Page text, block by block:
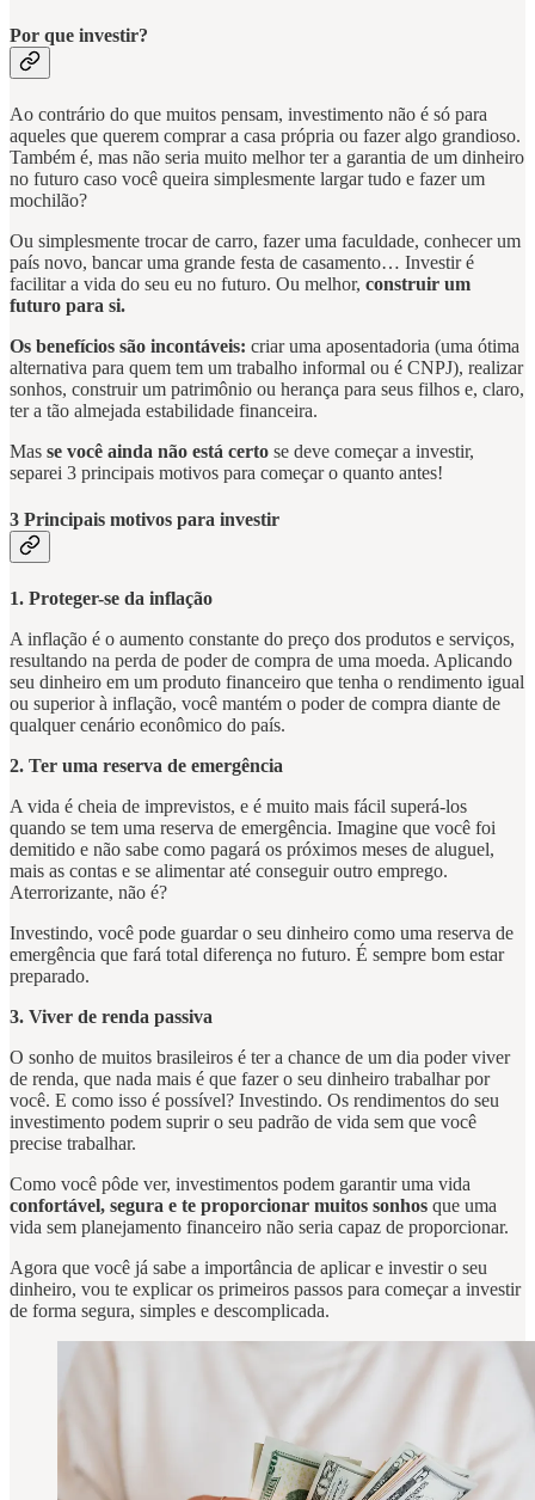
Por que investir?
Ao contrário do que muitos pensam, investimento não é só para
aqueles que querem comprar a casa própria ou fazer algo grandioso.
Também é, mas não seria muito melhor ter a garantia de um dinheiro
no futuro caso você queira simplesmente largar tudo e fazer um
mochilão?
Ou simplesmente trocar de carro, fazer uma faculdade, conhecer um
país novo, bancar uma grande festa de casamento… Investir é
facilitar a vida do seu eu no futuro. Ou melhor, construir um
futuro para si.
Os benefícios são incontáveis: criar uma aposentadoria (uma ótima
alternativa para quem tem um trabalho informal ou é CNPJ), realizar
sonhos, construir um patrimônio ou herança para seus filhos e, claro,
ter a tão almejada estabilidade financeira.
Mas se você ainda não está certo se deve começar a investir,
separei 3 principais motivos para começar o quanto antes!
3 Principais motivos para investir
1. Proteger-se da inflação
A inflação é o aumento constante do preço dos produtos e serviços,
resultando na perda de poder de compra de uma moeda. Aplicando
seu dinheiro em um produto financeiro que tenha o rendimento igual
ou superior à inflação, você mantém o poder de compra diante de
qualquer cenário econômico do país.
2. Ter uma reserva de emergência
A vida é cheia de imprevistos, e é muito mais fácil superá-los
quando se tem uma reserva de emergência. Imagine que você foi
demitido e não sabe como pagará os próximos meses de aluguel,
mais as contas e se alimentar até conseguir outro emprego.
Aterrorizante, não é?
Investindo, você pode guardar o seu dinheiro como uma reserva de
emergência que fará total diferença no futuro. É sempre bom estar
preparado.
3. Viver de renda passiva
O sonho de muitos brasileiros é ter a chance de um dia poder viver
de renda, que nada mais é que fazer o seu dinheiro trabalhar por
você. E como isso é possível? Investindo. Os rendimentos do seu
investimento podem suprir o seu padrão de vida sem que você
precise trabalhar.
Como você pôde ver, investimentos podem garantir uma vida
confortável, segura e te proporcionar muitos sonhos que uma
vida sem planejamento financeiro não seria capaz de proporcionar.
Agora que você já sabe a importância de aplicar e investir o seu
dinheiro, vou te explicar os primeiros passos para começar a investir
de forma segura, simples e descomplicada.